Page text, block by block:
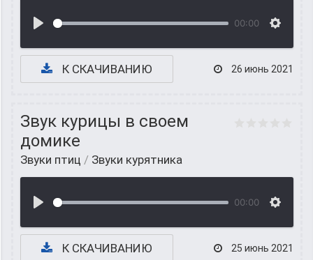
00:00
К СКАЧИВАНИЮ 26 июнь 2021
Звук курицы в своем
домике
Звуки птиц / Звуки курятника
00:00
К СКАЧИВАНИЮ 25 июнь 2021